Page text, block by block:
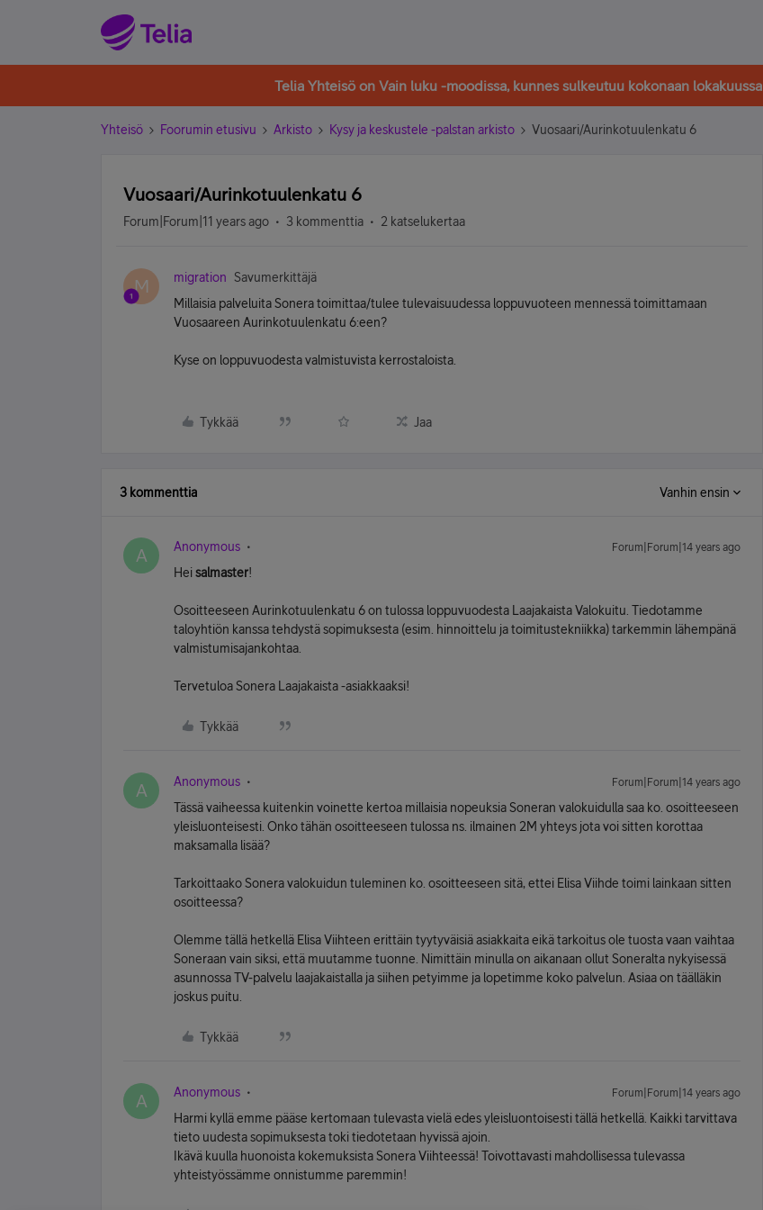
Telia Yhteisö on Vain luku -moodissa, kunnes sulkeutuu kokonaan lokakuussa
Yhteisö Foorumin etusivu Arkisto Kysy ja keskustele -palstan arkisto Vuosaari/Aurinkotuulenkatu 6
Vuosaari/Aurinkotuulenkatu 6
Forum|Forum|11 years ago 3 kommenttia 2 katselukertaa
M migration
Savumerkittäjä
Millaisia palveluita Sonera toimittaa/tulee tulevaisuudessa loppuvuoteen mennessä toimittamaan
Vuosaareen Aurinkotuulenkatu 6:een?
Kyse on loppuvuodesta valmistuvista kerrostaloista.
Tykkää Jaa
3 kommenttia Vanhin ensin
A Anonymous Forum|Forum|14 years ago
Heisalmaster!
Osoitteeseen Aurinkotuulenkatu 6 on tulossa loppuvuodesta Laajakaista Valokuitu. Tiedotamme
taloyhtiön kanssa tehdystä sopimuksesta (esim. hinnoittelu ja toimitustekniikka) tarkemmin lähempänä
valmistumisajankohtaa.
Tervetuloa Sonera Laajakaista -asiakkaaksi!
Tykkää
A Anonymous Forum|Forum|14 years ago
Tässä vaiheessa kuitenkin voinette kertoa millaisia nopeuksia Soneran valokuidulla saa ko. osoitteeseen
yleisluonteisesti. Onko tähän osoitteeseen tulossa ns. ilmainen 2M yhteys jota voi sitten korottaa
maksamalla lisää?
Tarkoittaako Sonera valokuidun tuleminen ko. osoitteeseen sitä, ettei Elisa Viihde toimi lainkaan sitten
osoitteessa?
Olemme tällä hetkellä Elisa Viihteen erittäin tyytyväisiä asiakkaita eikä tarkoitus ole tuosta vaan vaihtaa
Soneraan vain siksi, että muutamme tuonne. Nimittäin minulla on aikanaan ollut Soneralta nykyisessä
asunnossa TV-palvelu laajakaistalla ja siihen petyimme ja lopetimme koko palvelun. Asiaa on täälläkin
joskus puitu.
Tykkää
A Anonymous Forum|Forum|14 years ago
Harmi kyllä emme pääse kertomaan tulevasta vielä edes yleisluontoisesti tällä hetkellä. Kaikki tarvittava
tieto uudesta sopimuksesta toki tiedotetaan hyvissä ajoin.
Ikävä kuulla huonoista kokemuksista Sonera Viihteessä! Toivottavasti mahdollisessa tulevassa
yhteistyössämme onnistumme paremmin!